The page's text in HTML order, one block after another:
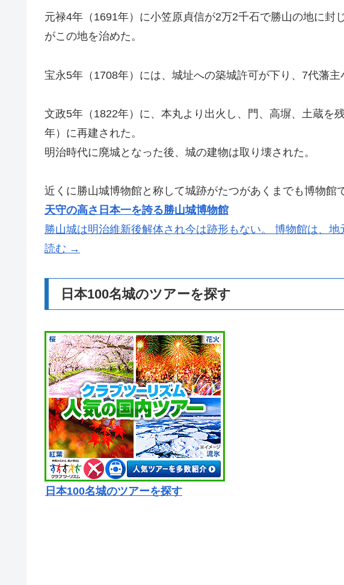
元禄4年（1691年）に小笠原貞信が2万2千石で勝山の地に封
がこの地を治めた。
宝永5年（1708年）には、城址への築城許可が下り、7代藩主
文政5年（1822年）に、本丸より出火し、門、高塀、土蔵を
年）に再建された。
明治時代に廃城となった後、城の建物は取り壊された。
近くに勝山城博物館と称して城跡がたつがあくまでも博物館
天守の高さ日本一を誇る勝山城博物館
勝山城は明治維新後解体され今は跡形もない。 博物館は、
読む →
日本100名城のツアーを探す
日本100名城のツアーを探す